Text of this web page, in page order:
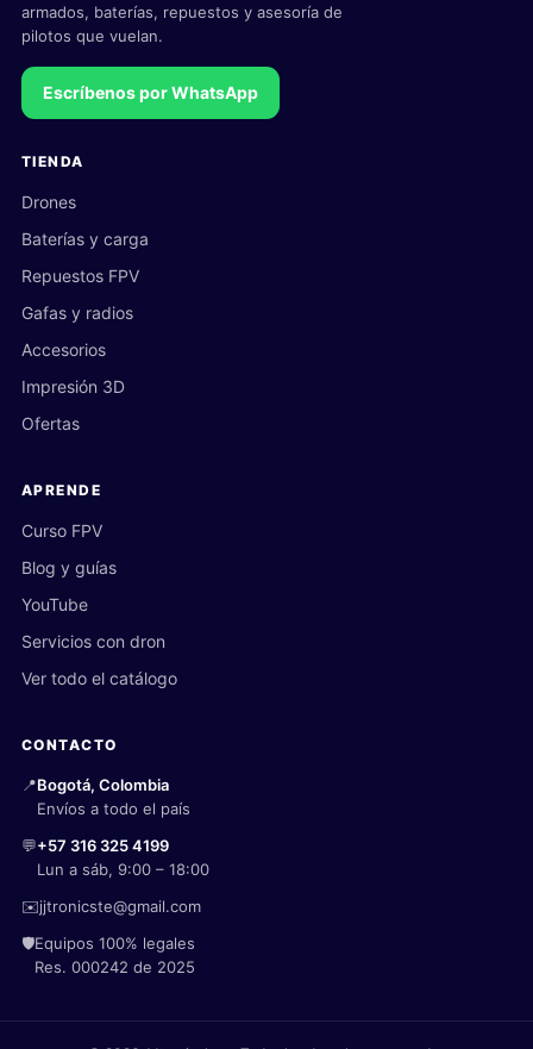
armados, baterías, repuestos y asesoría de
pilotos que vuelan.
Escríbenos por WhatsApp
TIENDA
Drones
Baterías y carga
Repuestos FPV
Gafas y radios
Accesorios
Impresión 3D
Ofertas
APRENDE
Curso FPV
Blog y guías
YouTube
Servicios con dron
Ver todo el catálogo
CONTACTO
📍Bogotá, Colombia
Envíos a todo el país
💬+57 316 325 4199
Lun a sáb, 9:00 – 18:00
✉️jjtronicste@gmail.com
🛡️Equipos 100% legales
Res. 000242 de 2025